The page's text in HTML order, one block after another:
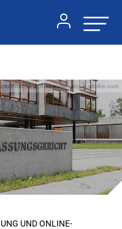
U. J. Alexander - stock.adobe.com
UND ONLINE-